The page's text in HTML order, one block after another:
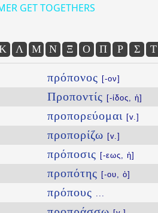
GET TOGETHERS
Λ Μ Ν Ξ Ο Π Ρ Σ Τ
πρόπονος [-ον]
Προποντίς [-ίδος, ἡ]
προπορεύομαι [v.]
προπορίζω [v.]
πρόποσις [-εως, ἡ]
προπότης [-ου, ὁ]
πρόπους